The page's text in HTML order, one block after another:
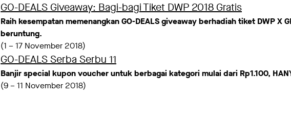
GO-DEALS Giveaway: Bagi-bagi Tiket DWP 2018 Gratis
Raih kesempatan memenangkan GO-DEALS giveaway berhadiah tiket DWP X
beruntung.
(1 – 17 November 2018)
GO-DEALS Serba Serbu 11
Banjir special kupon voucher untuk berbagai kategori mulai dari Rp1.100,
(9 – 11 November 2018)